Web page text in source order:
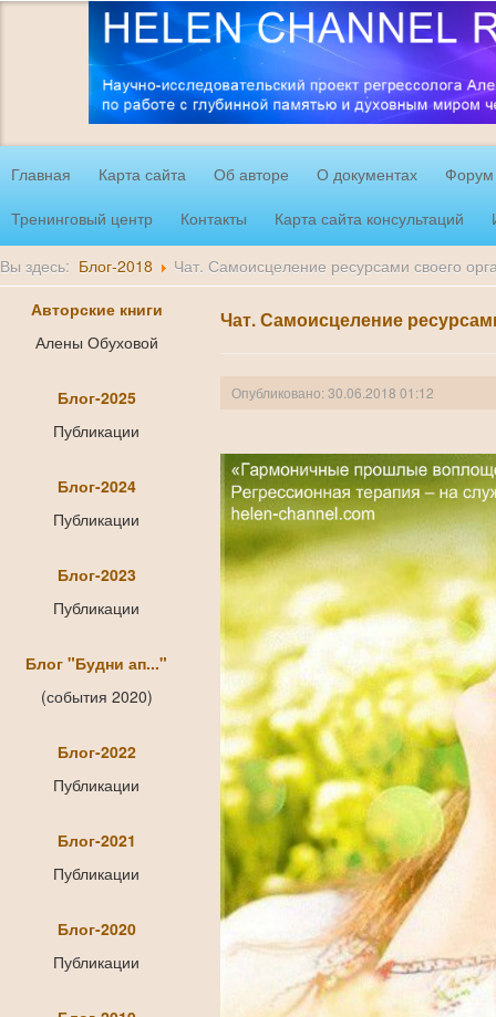
Главная Карта сайта Об авторе О документах
Форум
Тренинговый центр
Контакты Карта сайта консультаций
Вы здесь: Блог-2018
Чат. Самоисцеление ресурсами своего
Авторские книги
Алены Обуховой
Блог-2025
Публикации
Блог-2024
Публикации
Блог-2023
Публикации
Блог "Будни ап..."
(события 2020)
Блог-2022
Публикации
Блог-2021
Публикации
Блог-2020
Публикации
Чат. Самоисцеление
Опубликовано: 30.06.2018 01:12